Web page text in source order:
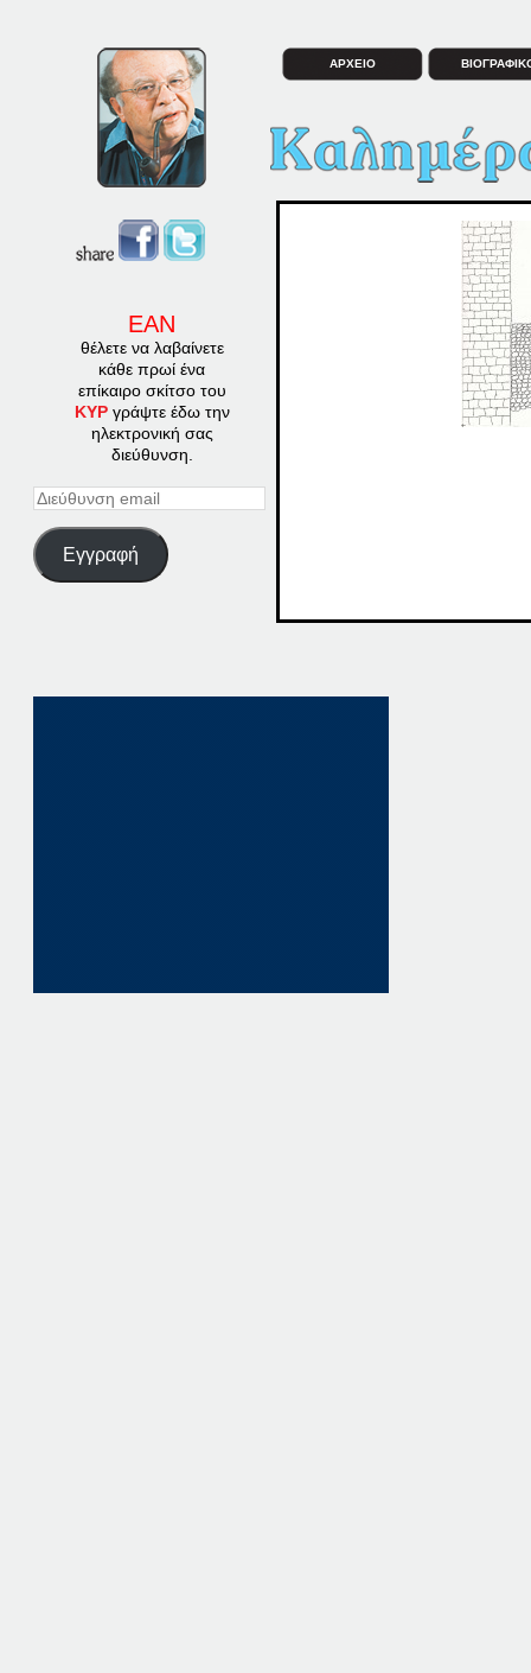
ΕΑΝ
θέλετε να λαβαίνετε
κάθε πρωί ένα
επίκαιρο σκίτσο του
ΚΥΡγράψτε έδω την
ηλεκτρονική σας
διεύθυνση.
Διεύθυνση
Εγγραφή
ΑΡΧΕΙΟ